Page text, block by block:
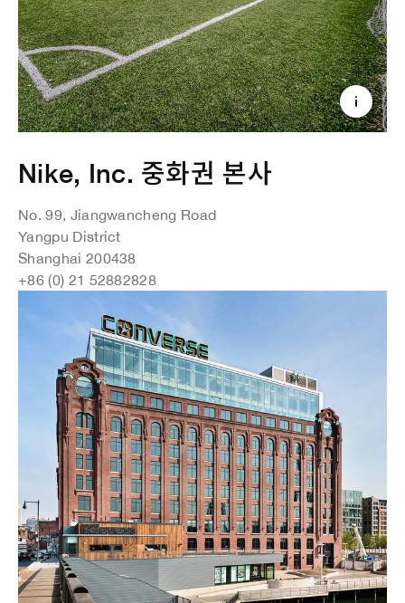
Nike, Inc. 중화권 본사
No. 99, Jiangwancheng Road
Yangpu District
Shanghai 200438
+86 (0) 21 52882828